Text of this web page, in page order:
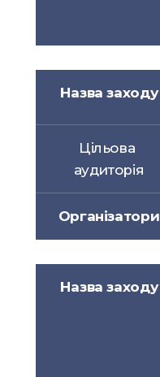
Назва заходу
Цільова
аудиторія
Організатори
Назва заходу